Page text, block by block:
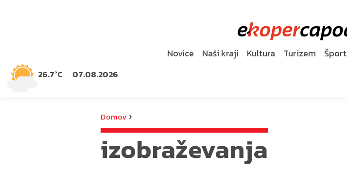
26.7°C 07.08.2026
Novice Naši kraji Kultura Turizem Šport
Domov ›
izobraževanja